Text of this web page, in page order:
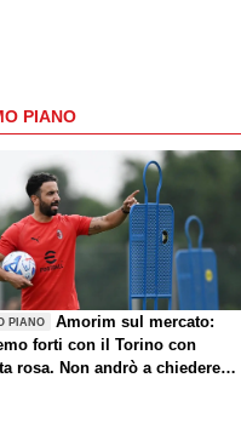
PIANO
PIANO
Amorim sul mercato:
forti con il Torino con
rosa. Non andrò a chiedere